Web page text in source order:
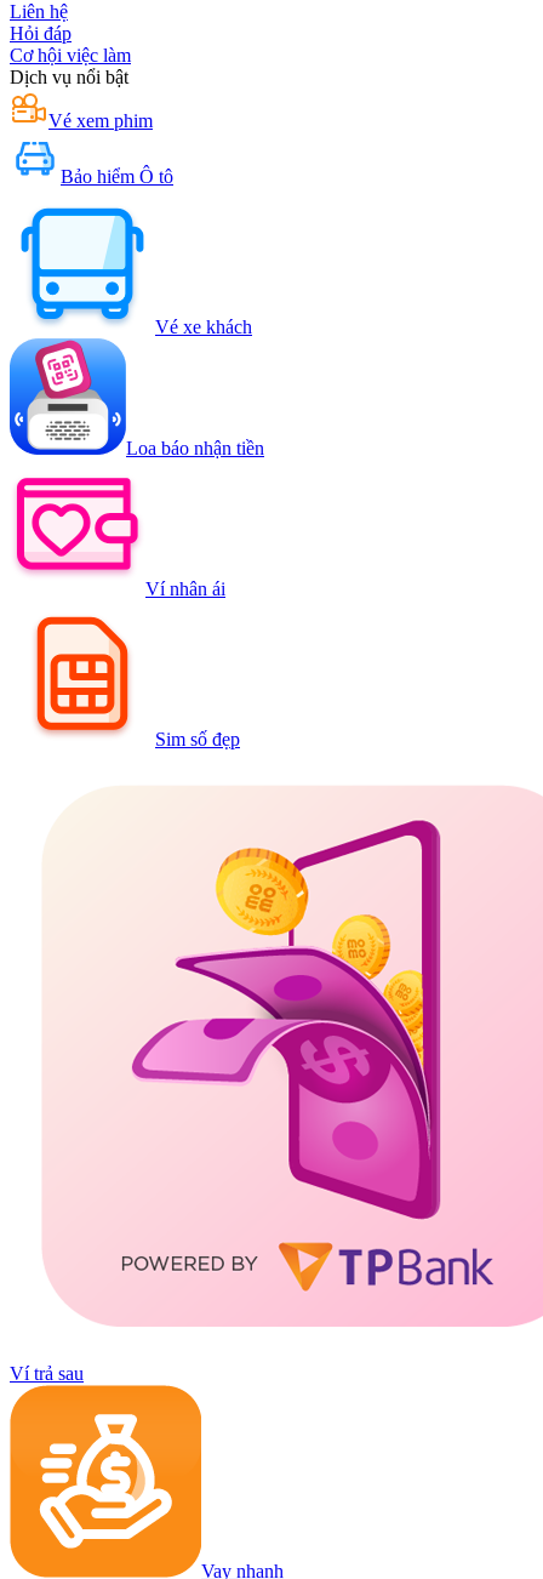
Liên hệ
Hỏi đáp
Cơ hội việc làm
Dịch vụ nổi bật
Vé xem phim
Bảo hiểm Ô tô
Vé xe khách
Loa báo nhận tiền
Ví nhân ái
Sim số đẹp
Ví trả sau
Vay nhanh